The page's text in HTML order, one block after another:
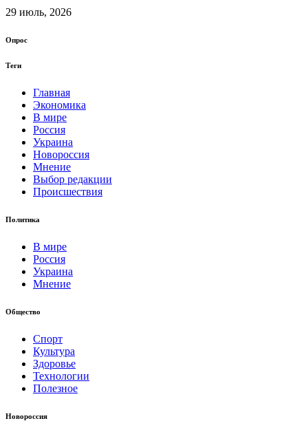
29 июль, 2026
Опрос
Теги
Главная
Экономика
В мире
Россия
Украина
Новороссия
Мнение
Выбор редакции
Происшествия
Политика
В мире
Россия
Украина
Мнение
Общество
Спорт
Культура
Здоровье
Технологии
Полезное
Новороссия